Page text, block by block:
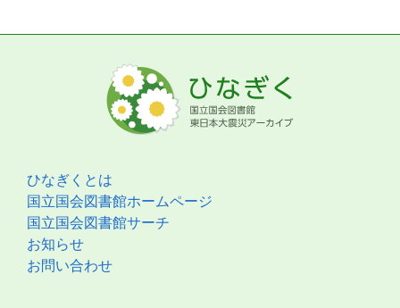
ひなぎくとは
国立国会図書館ホームページ
国立国会図書館サーチ
お知らせ
お問い合わせ